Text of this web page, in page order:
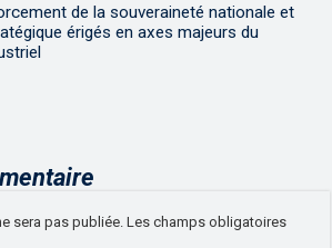
de la souveraineté nationale et
érigés en axes majeurs du
sera pas publiée. Les champs obligatoires